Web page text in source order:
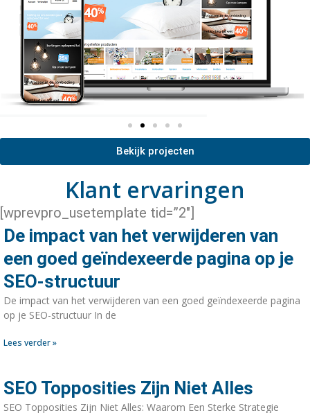
Bekijk projecten
Klant ervaringen
[wprevpro_usetemplate tid=”2″]
De impact van het verwijderen van
een goed geïndexeerde pagina op je
SEO-structuur
De impact van het verwijderen van een goed geïndexeerde pagina
op je SEO-structuur In de
Lees verder »
SEO Topposities Zijn Niet Alles
SEO Topposities Zijn Niet Alles: Waarom Een Sterke Strategie